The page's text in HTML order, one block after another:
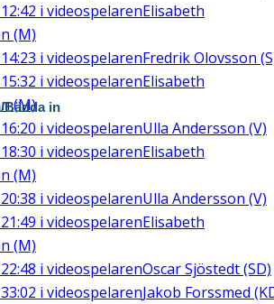
12:42 i videospelarenElisabeth
(M)
14:23 i videospelarenFredrik Olovsson
15:32 i videospelarenElisabeth
(M)
16:20 i videospelarenUlla Andersson (V)
18:30 i videospelarenElisabeth
(M)
20:38 i videospelarenUlla Andersson (V)
21:49 i videospelarenElisabeth
(M)
22:48 i videospelarenOscar Sjöstedt (SD)
33:02 i videospelarenJakob Forssmed
Bädda in